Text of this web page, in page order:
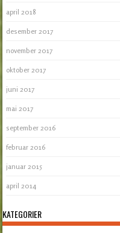
april 2018
desember 2017
november 2017
oktober 2017
juni 2017
mai 2017
september 2016
februar 2016
januar 2015
april 2014
KATEGORIER